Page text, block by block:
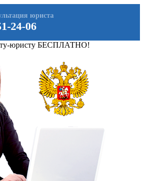
24-06
юриста
юристу БЕСПЛАТНО!